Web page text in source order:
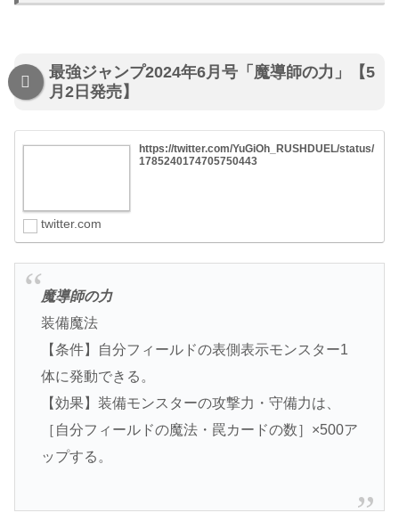
最強ジャンプ2024年6月号「魔導師の力」【5
月2日発売】
https://twitter.com/YuGiOh_RUSHDUEL/status/
1785240174705750443
twitter.com
魔導師の力
装備魔法
【条件】自分フィールドの表側表示モンスター1
体に発動できる。
【効果】装備モンスターの攻撃力・守備力は、
［自分フィールドの魔法・罠カードの数］×500ア
ップする。